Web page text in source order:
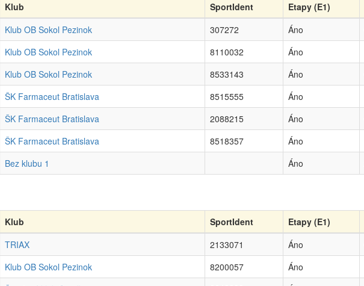
Klub SportIdent Etapy (E1)
Klub OB Sokol Pezinok 307272 Áno
Klub OB Sokol Pezinok 8110032 Áno
Klub OB Sokol Pezinok 8533143 Áno
ŠK Farmaceut Bratislava 8515555 Áno
ŠK Farmaceut Bratislava 2088215 Áno
ŠK Farmaceut Bratislava 8518357 Áno
Bez klubu 1 Áno
Klub SportIdent Etapy (E1)
TRIAX 2133071 Áno
Klub OB Sokol Pezinok 8200057 Áno